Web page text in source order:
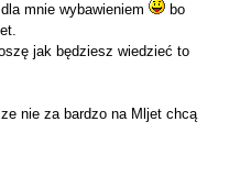
mnie wybawieniem
bo
jak będziesz wiedzieć to
nie za bardzo na Mljet chcą